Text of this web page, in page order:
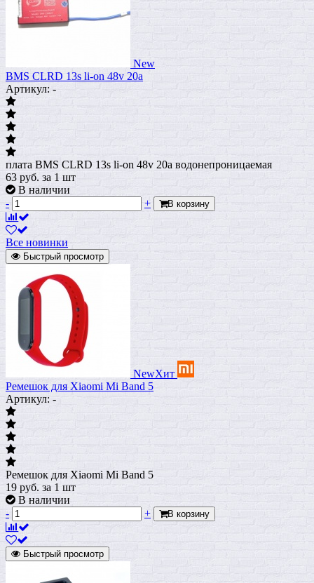
New
BMS CLRD 13s li-on 48v 20a
Артикул: -
плата BMS CLRD 13s li-on 48v 20a водонепроницаемая
63 руб. за 1 шт
В наличии
-
+ В корзину
Все новинки
Быстрый просмотр
NewХит
Ремешок для Xiaomi Mi Band 5
Артикул: -
Ремешок для Xiaomi Mi Band 5
19 руб. за 1 шт
В наличии
-
+ В корзину
Быстрый просмотр